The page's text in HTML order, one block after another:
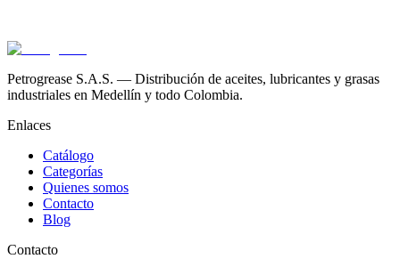
Petrogrease S.A.S. — Distribución de aceites, lubricantes y grasas
industriales en Medellín y todo Colombia.
Enlaces
Catálogo
Categorías
Quienes somos
Contacto
Blog
Contacto